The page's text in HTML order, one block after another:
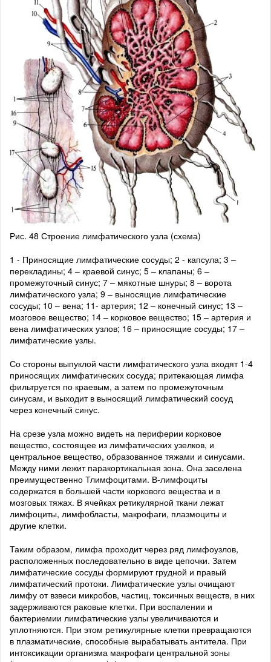
Рис. 48 Строение лимфатического узла (схема)
1 - Приносящие лимфатические сосуды; 2 - капсула; 3 –
перекладины; 4 – краевой синус; 5 – клапаны; 6 –
промежуточный синус; 7 – мякотные шнуры; 8 – ворота
лимфатического узла; 9 – выносящие лимфатические
сосуды; 10 – вена; 11- артерия; 12 – конечный синус; 13 –
мозговое вещество; 14 – корковое вещество; 15 – артерия и
вена лимфатических узлов; 16 – приносящие сосуды; 17 –
лимфатические узлы.
Со стороны выпуклой части лимфатического узла входят 1-4
приносящих лимфатических сосуда; притекающая лимфа
фильтруется по краевым, а затем по промежуточным
синусам, и выходит в выносящий лимфатический сосуд
через конечный синус.
На срезе узла можно видеть на периферии корковое
вещество, состоящее из лимфатических узелков, и
центральное вещество, образованное тяжами и синусами.
Между ними лежит паракортикальная зона. Она заселена
преимущественно Тлимфоцитами. В-лимфоциты
содержатся в большей части коркового вещества и в
мозговых тяжах. В ячейках ретикулярной ткани лежат
лимфоциты, лимфобласты, макрофаги, плазмоциты и
другие клетки.
Таким образом, лимфа проходит через ряд лимфоузлов,
расположенных последовательно в виде цепочки. Затем
лимфатические сосуды формируют грудной и правый
лимфатический протоки. Лимфатические узлы очищают
лимфу от взвеси микробов, частиц, токсичных веществ, в них
задерживаются раковые клетки. При воспалении и
бактериемии лимфатические узлы увеличиваются и
уплотняются. При этом ретикулярные клетки превращаются
в плазматические, способные вырабатывать антитела. При
интоксикации организма макрофаги центральной зоны